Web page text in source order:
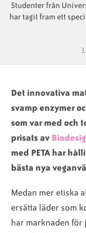
Animaliska
Veganska
substitut
Studenter från
har tagit fram ett
Det innovativa
svamp enzymer
som var med och
prisats av
med PETA har
bästa nya
Medan mer etiska
ersätta läder som
har marknaden för